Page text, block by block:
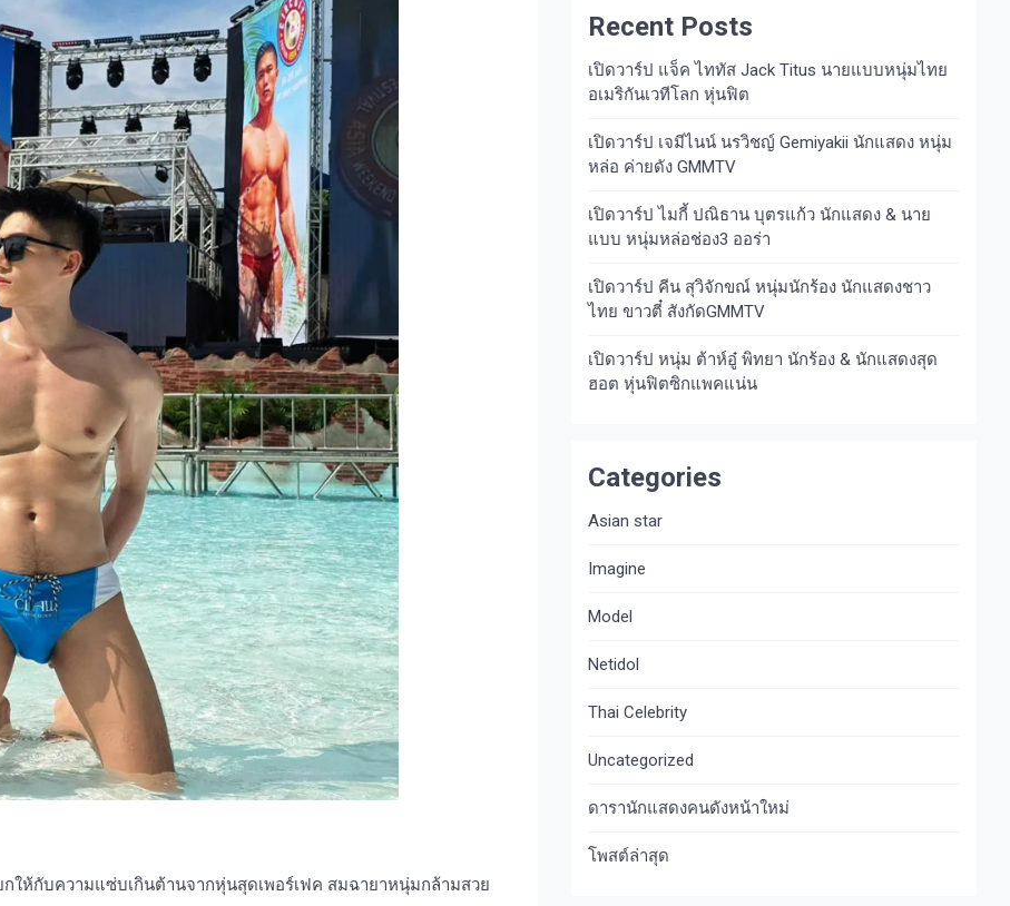
กให้กับความแซ่บเกินต้านจากหุ่นสุดเพอร์เฟค สมฉายาหนุ่มกล้ามสวย
Recent Posts
เปิดวาร์ป แจ็ค ไททัส Jack Titus นายแบบหนุ่มไทย
อเมริกันเวทีโลก หุ่นฟิต
เปิดวาร์ป เจมีไนน์ นรวิชญ์ Gemiyakii นักแสดง หนุ่ม
หล่อ ค่ายดัง GMMTV
เปิดวาร์ป ไมกี้ ปณิธาน บุตรแก้ว นักแสดง & นาย
แบบ หนุ่มหล่อช่อง3 ออร่า
เปิดวาร์ป คีน สุวิจักขณ์ หนุ่มนักร้อง นักแสดงชาว
ไทย ขาวตี๋ สังกัดGMMTV
เปิดวาร์ป หนุ่ม ต้าห์อู๋ พิทยา นักร้อง & นักแสดงสุด
ฮอต หุ่นฟิตซิกแพคแน่น
Categories
Asian star
Imagine​
Model
Netidol
Thai Celebrity
Uncategorized
ดารานักแสดงคนดังหน้าใหม่
โพสต์ล่าสุด